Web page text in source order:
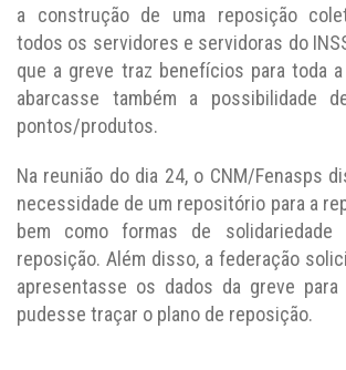
a construção de uma reposição
todos os servidores e servidoras do
que a greve traz benefícios para toda
abarcasse também a possibilidade
pontos/produtos.
Na reunião do dia 24, o CNM/Fenasps
necessidade de um repositório para a
bem como formas de
reposição. Além disso, a federação
apresentasse os dados da greve para
pudesse traçar o plano de reposição.